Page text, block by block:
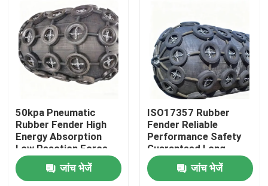
50kpa Pneumatic
Rubber Fender High
Energy Absorption
Low Reaction Force
Durable Use
जांच भेजें
ISO17357 Rubber
Fender Reliable
Performance Safety
Guaranteed Long
Service Life
जांच भेजें